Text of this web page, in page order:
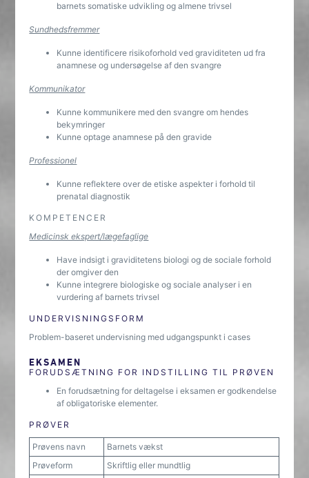
barnets somatiske udvikling og almene trivsel
Sundhedsfremmer
Kunne identificere risikoforhold ved graviditeten ud fra
anamnese og undersøgelse af den svangre
Kommunikator
Kunne kommunikere med den svangre om hendes
bekymringer
Kunne optage anamnese på den gravide
Professionel
Kunne reflektere over de etiske aspekter i forhold til
prenatal diagnostik
KOMPETENCER
Medicinsk ekspert/lægefaglige
Have indsigt i graviditetens biologi og de sociale forhold
der omgiver den
Kunne integrere biologiske og sociale analyser i en
vurdering af barnets trivsel
UNDERVISNINGSFORM
Problem-baseret undervisning med udgangspunkt i cases
EKSAMEN
FORUDSÆTNING FOR INDSTILLING TIL PRØVEN
En forudsætning for deltagelse i eksamen er godkendelse
af obligatoriske elementer.
PRØVER
Prøvens navn
Barnets vækst
Prøveform
Skriftlig eller mundtlig